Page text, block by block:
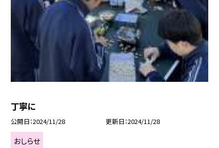
丁寧に
公開日 2024/11/28 更新日 2024/11/28
おしらせ